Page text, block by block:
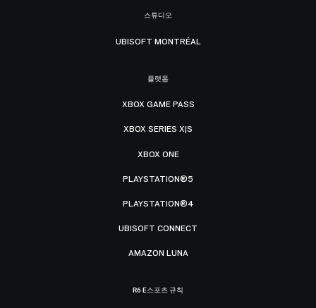
스튜디오
UBISOFT MONTRÉAL
플랫폼
XBOX GAME PASS
XBOX SERIES X|S
XBOX ONE
PLAYSTATION®5
PLAYSTATION®4
UBISOFT CONNECT
AMAZON LUNA
R6 E스포츠 규칙